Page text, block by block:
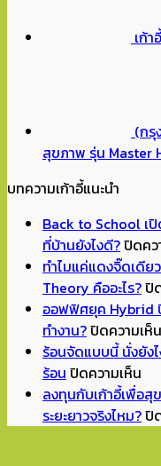
เก้
(กรุ
สุขภาพ รุ่น Master
บทความเก้าอี้แนะนำ
Back to School เ
ที่บ้านยังไงดี?ปิดคว
ทำไมแค่แดงจิ๊ดเดี
Theory คืออะไร?ปิ
ออฟฟิศยุค Hybrid
ทำงาน?ปิดความเห็น
ร้อนจัดแบบนี้ นั่งยังไ
ร้อน ปิดความเห็น
ร้อ
จัด
ลงทุนกับเก้าอี้เพื่อสุ
ระยะยาวจริงไหม?ปิ